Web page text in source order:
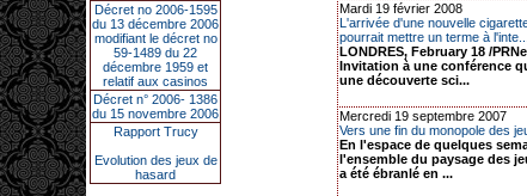
Décret no 2006-1595
du 13 décembre 2006
modifiant le décret no
59-1489 du 22
décembre 1959 et
relatif aux casinos
Décret n° 2006- 1386
du 15 novembre 2006
Rapport Trucy
Evolution des jeux de
hasard
Mardi 19 février 2008
L'arrivée d'une nouvelle
pourrait mettre un terme à l'inte...
LONDRES, February 18 /
Invitation à une conférence
une découverte sci...
Mercredi 19 septembre 2007
Vers une fin du monopole des
En l'espace de quelques
l'ensemble du paysage des
a été ébranlé en ...